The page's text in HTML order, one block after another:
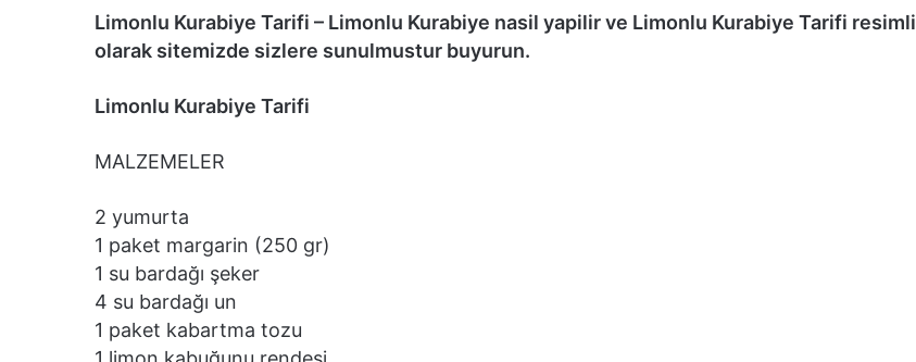
Limonlu Kurabiye Tarifi – Limonlu Kurabiye nasil yapilir ve Limonlu Kurabiye Tarifi resimli
olarak sitemizde sizlere sunulmustur buyurun.
Limonlu Kurabiye Tarifi
MALZEMELER
2 yumurta
1 paket margarin (250 gr)
1 su bardağı şeker
4 su bardağı un
1 paket kabartma tozu